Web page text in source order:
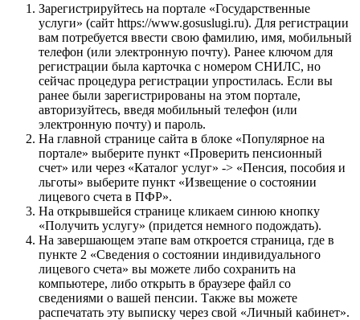
Зарегистрируйтесь на портале «Государственные
услуги» (сайт https://www.gosuslugi.ru). Для регистрации
вам потребуется ввести свою фамилию, имя, мобильный
телефон (или электронную почту). Ранее ключом для
регистрации была карточка с номером СНИЛС, но
сейчас процедура регистрации упростилась. Если вы
ранее были зарегистрированы на этом портале,
авторизуйтесь, введя мобильный телефон (или
электронную почту) и пароль.
На главной странице сайта в блоке «Популярное на
портале» выберите пункт «Проверить пенсионный
счет» или через «Каталог услуг» -> «Пенсия, пособия и
льготы» выберите пункт «Извещение о состоянии
лицевого счета в ПФР».
На открывшейся странице кликаем синюю кнопку
«Получить услугу» (придется немного подождать).
На завершающем этапе вам откроется страница, где в
пункте 2 «Сведения о состоянии индивидуального
лицевого счета» вы можете либо сохранить на
компьютере, либо открыть в браузере файл со
сведениями о вашей пенсии. Также вы можете
распечатать эту выписку через свой «Личный кабинет».